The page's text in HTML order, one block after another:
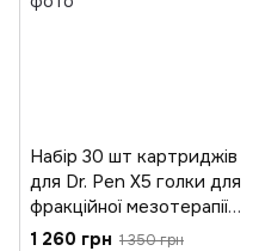
Набір 30 шт картриджів
для Dr. Pen X5 голки для
фракційної мезотерапії
та мікронідлінгу
1 260 грн 1 350 грн